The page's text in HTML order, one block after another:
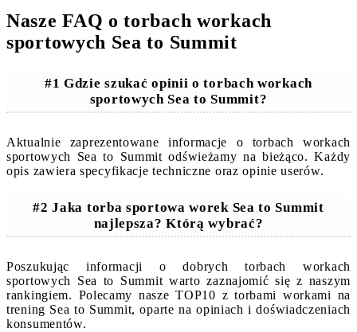
Nasze FAQ o torbach workach
sportowych Sea to Summit
#1 Gdzie szukać opinii o torbach workach
sportowych Sea to Summit?
Aktualnie zaprezentowane informacje o torbach workach
sportowych Sea to Summit odświeżamy na bieżąco. Każdy
opis zawiera specyfikacje techniczne oraz opinie userów.
#2 Jaka torba sportowa worek Sea to Summit
najlepsza? Którą wybrać?
Poszukując informacji o dobrych torbach workach
sportowych Sea to Summit warto zaznajomić się z naszym
rankingiem. Polecamy nasze TOP10 z torbami workami na
trening Sea to Summit, oparte na opiniach i doświadczeniach
konsumentów.